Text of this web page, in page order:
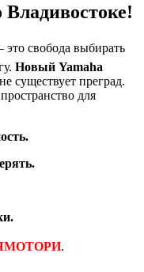
свобода выбирать
Новый Yamaha
существует преград.
для
ЯМОТОРИ.